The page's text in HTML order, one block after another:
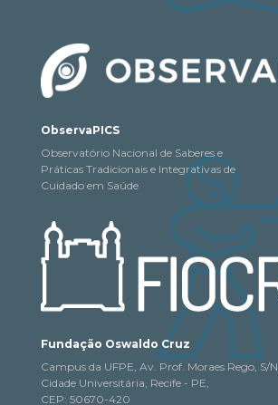
ObservaPICS
Observatório Nacional de Saberes e
Práticas Tradicionais e Integrativas de
Cuidado em Saúde
Fundação Oswaldo Cruz
Campus da UFPE, Av. Prof. Moraes Rego, S/N
Cidade Universitária, Recife - PE,
CEP: 50670-420